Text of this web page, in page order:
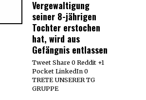
Vergewaltigung
seiner 8-jährigen
Tochter erstochen
hat, wird aus
Gefängnis entlassen
Tweet Share 0 Reddit +1
Pocket LinkedIn 0
TRETE UNSERER TG
GRUPPE